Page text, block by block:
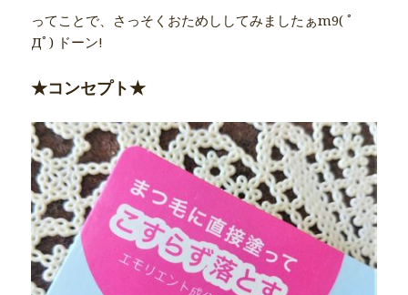
ってことで、さっそくおためししてみましたぁm9( ﾟ
Дﾟ) ドーン!
★コンセプト★